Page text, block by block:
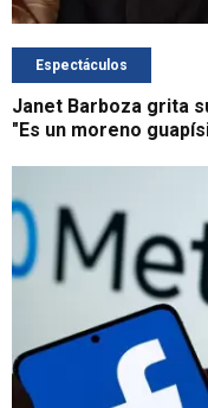
Espectáculos
Janet Barboza grita
"Es un moreno